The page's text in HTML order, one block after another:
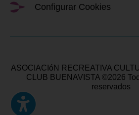
Configurar Cookies
ASOCIACIóN RECREATIVA
CLUB BUENAVISTA ©2026
reservados